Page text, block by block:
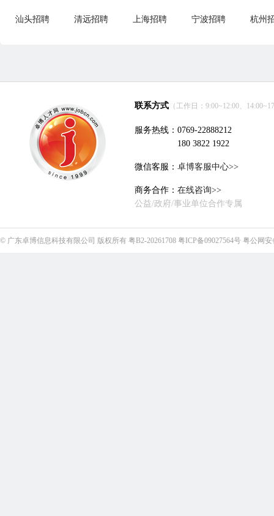
汕头招聘 清远招聘 上海招聘 宁波招聘 杭州
联系方式 （工作日：9:00~12:00、
服务热线：0769-22888212
180 3822 1922
微信客服： 卓博客服中心>>
商务合作： 在线咨询>>
公益/政府/事业单位合作专属
© 广东卓博信息科技有限公司 版权所有 粤B2-20261708 粤ICP备09027564号 粤公网安